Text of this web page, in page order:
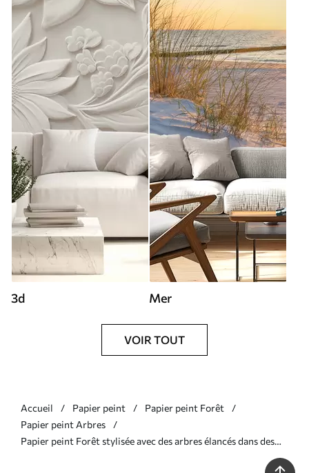
3d Mer
VOIR TOUT
Accueil Papier peint
Papier peint Forêt
Papier peint Arbres
Papier peint Forêt stylisée avec des arbres élancés dans des